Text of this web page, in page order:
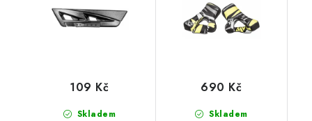
Skladem
109 Kč
Skladem
690 Kč